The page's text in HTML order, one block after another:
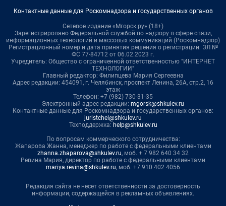
Контактные данные для Роскомнадзора и государственных органов
Сетевое издание «Мгорск.ру» (18+)
Зарегистрировано Федеральной службой по надзору в сфере связи,
информационных технологий и массовых коммуникаций (Роскомнадзор)
Регистрационный номер и дата принятия решения о регистрации: ЭЛ №
ФС 77-84712 от 06.02.2023 г.
Учредитель: Общество с ограниченной ответственностью "ИНТЕРНЕТ
ТЕХНОЛОГИИ"
Главный редактор: Филипцева Мария Сергеевна
Адрес редакции: 454091, г. Челябинск, проспект Ленина, 26А, стр.2, 16
этаж
Телефон: +7 (982) 730-31-35
Электронный адрес редакции: mgorsk@shkulev.ru
Контактные данные для Роскомнадзора и государственных органов:
juristchel@shkulev.ru
Техподдержка: help@shkulev.ru
По вопросам коммерческого сотрудничества:
Жапарова Жанна, менеджер по работе с федеральными клиентами
zhanna.zhaparova@shkulev.ru, моб. + 7 982 640 34 32
Ревина Мария, директор по работе с федеральными клиентами
mariya.revina@shkulev.ru, моб. +7 910 402 4056
Редакция сайта не несет ответственности за достоверность
информации, содержащейся в рекламных объявлениях.